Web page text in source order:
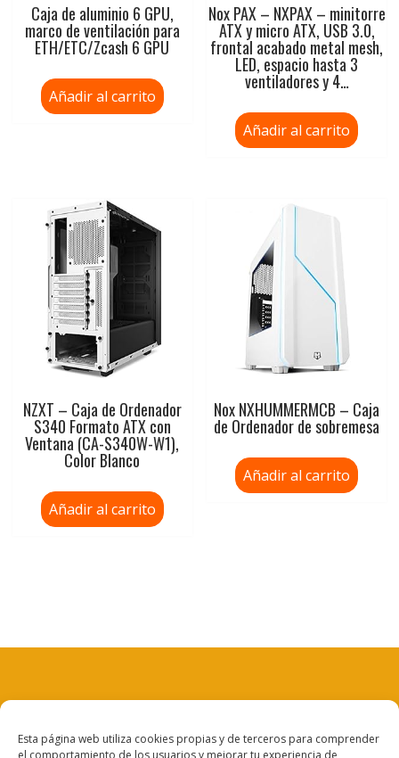
Esta página web utiliza cookies propias y de terceros para comprender
el comportamiento de los usuarios y mejorar tu experiencia de
Caja de aluminio 6 GPU,
marco de ventilación para
ETH/ETC/Zcash 6 GPU
Añadir al carrito
Nox PAX – NXPAX – minitorre
ATX y micro ATX, USB 3.0,
frontal acabado metal mesh,
LED, espacio hasta 3
ventiladores y 4…
Añadir al carrito
NZXT – Caja de Ordenador
S340 Formato ATX con
Ventana (CA-S340W-W1),
Color Blanco
Añadir al carrito
Nox NXHUMMERMCB – Caja
de Ordenador de sobremesa
Añadir al carrito